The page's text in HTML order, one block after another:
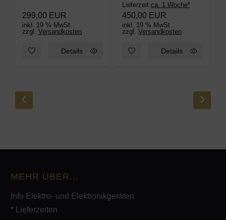
299,00 EUR
inkl. 19 % MwSt.
zzgl. Versandkosten
Zum Merkzettel hinzufügen: DAN-WiFi-320 WLAN multiroom
Details
Lieferzeit ca. 1 Woche*
450,00 EUR
inkl. 19 % MwSt.
zzgl. Versandkosten
Zum Merkzettel hinzufügen:
Details
‹ ›
MEHR ÜBER...
Info Elektro- und Elektronikgeräten
* Lieferzeiten